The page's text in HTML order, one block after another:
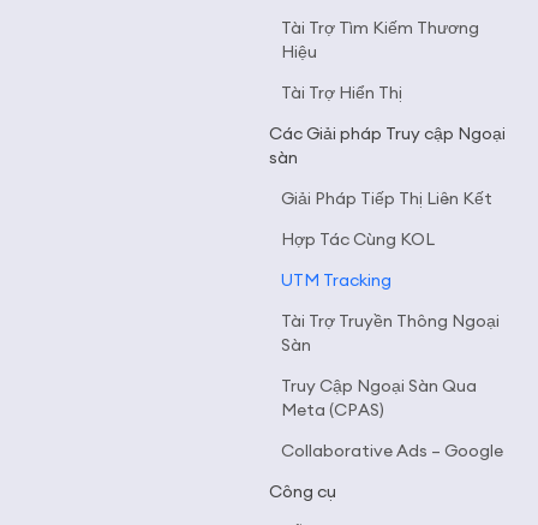
Tài Trợ Tìm Kiếm Thương
Hiệu
Tài Trợ Hiển Thị
Các Giải pháp Truy cập Ngoại
sàn
Giải Pháp Tiếp Thị Liên Kết
Hợp Tác Cùng KOL
UTM Tracking
Tài Trợ Truyền Thông Ngoại
Sàn
Truy Cập Ngoại Sàn Qua
Meta (CPAS)
Collaborative Ads – Google
Công cụ